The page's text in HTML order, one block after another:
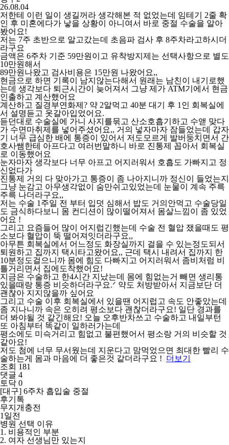
26.08.04
저한테 이런 일이 생길꺼라 생각해본 적 없었는데 임테기 2줄 확
인 후 미혼에다가 낳을 상황이 아니여서 바로 중절 수술을 알아
봤어요!
저는 7주 초반으로 알고갔는데 초음파 검사 후 8주차라고하시더
라구요
금액은 6주차 기준 59만원이고 유착방지제는 선택사항으로 별도
10만원해서
89만원나왔고 검사비용은 15만원 나왔어요,,
현금으로 하면 기록이 남지않는다해서 원래는 남친이 내기로했
는데 생각보다 퇴근시간이 늦어져서 그냥 제가 ATM기에서 현금
인출하고 계산했어요
계산하고 질경부연화제? 약 2알먹고 40분 대기 후 1인 회복실에
서 설명듣고 옷갈아입었어요.
듣던대로 수술실에 가니 사지를묶고 산소호흡기하고 수앧 맞다
가 수면마취제를 넣어주셨어요,, 거의 넣자마자 잠들었는데 갑자
기 너무 급심한 배에 통증이 있어서 저도모르게 발버둥치면서 간
호사쌤한테 아프다고 여러번말하니 바로 진통제 꼽아서 회복실
로 이동했어요
눈자마자 생각보다 너무 아프고 어지러워서 호흡도 가빠지고 정
신없다가
진통제 거의 다 맞아가고 통증이 좀 나아지니까 정신이 들었는지
그냥 눈감고 아무생각없이 숨만쉬고있었는데 눈물이 계속 주륵
주륵 나더라구요,,
저는 수술 1주일 전 부터 입덧 심해서 밥도 거의안먹고 수술당일
도 금식하다보니 몸 컨디션이 많이떨어져서 몸살느낌이 좀 있었
어요 !
그리고 요즘들어 많이 어지럽긴했는데 수술 전 혈압 쟀을때도 평
소보다 혈압이 뚝 떨어져잇더라구요,,
아무튼 회복실에서 어느정도 화장실까지 걸을 수 있는정도되서
퇴원하고 집까지 택시타고왔어요,, 근데 택시 내려서 집까지 한
10분정도걸으니까 몸에 힘도 다빠지고 어지러워서 좀비처럼 비
틀거리면서 집에도착했어요!
지금은 수술하고 한4시간 지났는데 몸에 힘없는거 빼면 생리통
있을때랑 통증 비슷하더라구요.ᐟ 약도 처방받아서 지금보단 더
괜찮아 지지않을까 싶어요
그리고 수술 이후 회복실에서 있을땐 어지럽고 속도 안좋았는데
좀 지나니까 속은 오히려 평소보다 괜찮더라구요! 일단 경과를
더 봐야될 것 같긴해요! 오늘 오후반차쓰고 수술하고 내일부턴
또 아침부터 똑같이 일하러가는데
평소에도 미슥거리고 힘없고 불편했어서 평소랑 거의 비슷할 것
같아요!
저도 첨에 너무 무서웠는데 지운다고 맘먹었으면 최대한 빨리 수
술하는게 몸과 마음에 더 좋은것 같더라구요 ! 더보기
조회 181
댓글 4
토닥 0
[대구] 6주차 흡입술 중절
후기톡
무지개충전
1일전
병원 선택 이유
1. 비용적인 부분
2. 여자 선생님만 있는지